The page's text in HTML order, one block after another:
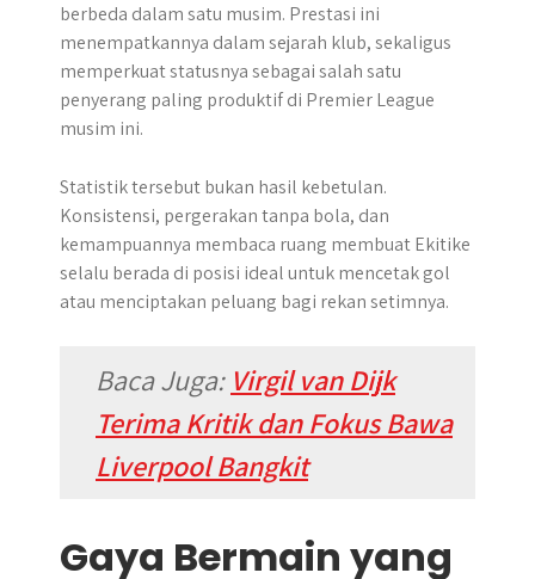
berbeda dalam satu musim. Prestasi ini
menempatkannya dalam sejarah klub, sekaligus
memperkuat statusnya sebagai salah satu
penyerang paling produktif di Premier League
musim ini.
Statistik tersebut bukan hasil kebetulan.
Konsistensi, pergerakan tanpa bola, dan
kemampuannya membaca ruang membuat Ekitike
selalu berada di posisi ideal untuk mencetak gol
atau menciptakan peluang bagi rekan setimnya.
Baca Juga: Virgil van Dijk
Terima Kritik dan Fokus Bawa
Liverpool Bangkit
Gaya Bermain yang